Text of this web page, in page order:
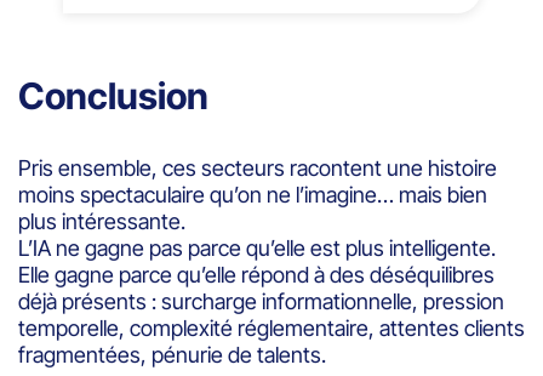
Conclusion
Pris ensemble, ces secteurs racontent une histoire
moins spectaculaire qu’on ne l’imagine… mais bien
plus intéressante.
L’IA ne gagne pas parce qu’elle est plus intelligente.
Elle gagne parce qu’elle répond à des déséquilibres
déjà présents : surcharge informationnelle, pression
temporelle, complexité réglementaire, attentes clients
fragmentées, pénurie de talents.